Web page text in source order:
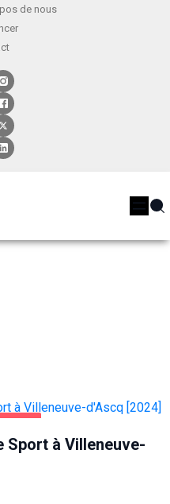
de nous
Sport à Villeneuve-